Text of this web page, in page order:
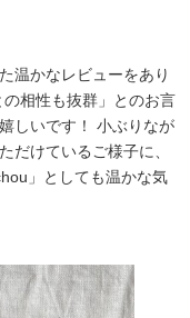
温かなレビューをあり
相性も抜群」とのお言
しいです！ 小ぶりなが
だけているご様子に、
」としても温かな気